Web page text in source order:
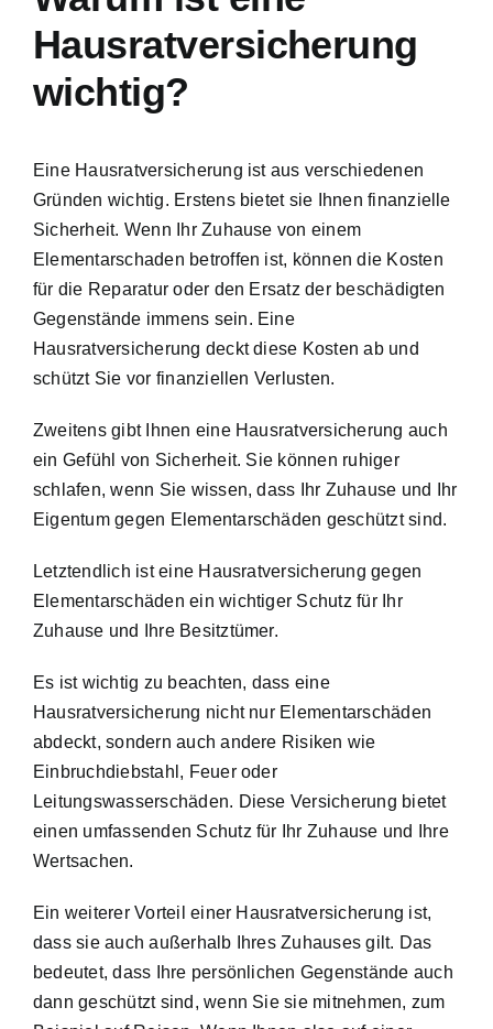
Hausratversicherung
wichtig?
Eine Hausratversicherung ist aus verschiedenen
Gründen wichtig. Erstens bietet sie Ihnen finanzielle
Sicherheit. Wenn Ihr Zuhause von einem
Elementarschaden betroffen ist, können die Kosten
für die Reparatur oder den Ersatz der beschädigten
Gegenstände immens sein. Eine
Hausratversicherung deckt diese Kosten ab und
schützt Sie vor finanziellen Verlusten.
Zweitens gibt Ihnen eine Hausratversicherung auch
ein Gefühl von Sicherheit. Sie können ruhiger
schlafen, wenn Sie wissen, dass Ihr Zuhause und Ihr
Eigentum gegen Elementarschäden geschützt sind.
Letztendlich ist eine Hausratversicherung gegen
Elementarschäden ein wichtiger Schutz für Ihr
Zuhause und Ihre Besitztümer.
Es ist wichtig zu beachten, dass eine
Hausratversicherung nicht nur Elementarschäden
abdeckt, sondern auch andere Risiken wie
Einbruchdiebstahl, Feuer oder
Leitungswasserschäden. Diese Versicherung bietet
einen umfassenden Schutz für Ihr Zuhause und Ihre
Wertsachen.
Ein weiterer Vorteil einer Hausratversicherung ist,
dass sie auch außerhalb Ihres Zuhauses gilt. Das
bedeutet, dass Ihre persönlichen Gegenstände auch
dann geschützt sind, wenn Sie sie mitnehmen, zum